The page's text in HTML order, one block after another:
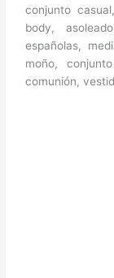
conjunto
body,
españolas,
moño,
comunión,